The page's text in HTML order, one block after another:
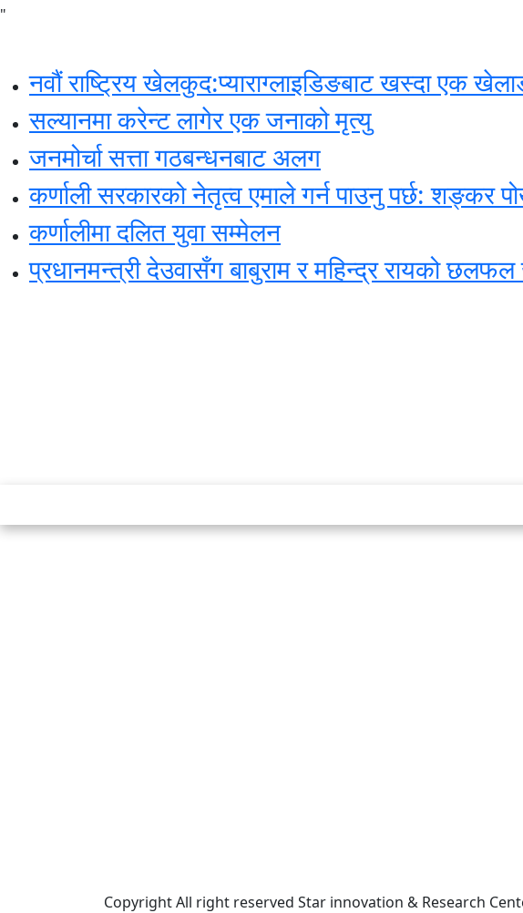
"
नवौं राष्ट्रिय खेलकुद:प्याराग्लाइडिङबाट खस्दा एक
सल्यानमा करेन्ट लागेर एक जनाको मृत्यु
जनमोर्चा सत्ता गठबन्धनबाट अलग
कर्णाली सरकारको नेतृत्व एमाले गर्न पाउनु पर्छ: शङ्कर
कर्णालीमा दलित युवा सम्मेलन
प्रधानमन्त्री देउवासँग बाबुराम र महिन्द्र रायको छलफल
स्टार इन्नोभेसन एण्ड रिसर्च सेन्टर प्रा.लि.द्वारा
Copyright All right reserved Star innovation & Research